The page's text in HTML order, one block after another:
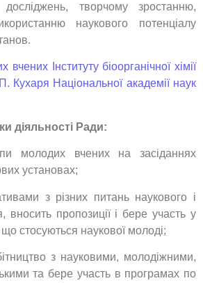
досліджень, творчому зростанню,
наукового потенціалу
вчених Iнституту бiоорганiчної хiмiї
Кухаря Національної академії наук
діяльності Ради:
молодих вчених на засіданнях
установах;
з різних питань наукового і
вносить пропозиції і бере участь у
стосуються наукової молоді;
з науковими, молодіжними,
та бере участь в програмах по